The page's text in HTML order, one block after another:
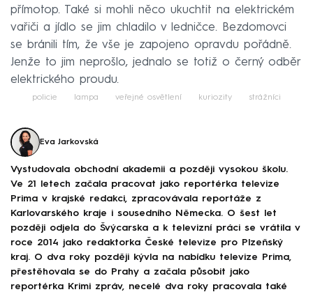
přímotop. Také si mohli něco ukuchtit na elektrickém
vařiči a jídlo se jim chladilo v ledničce. Bezdomovci
se bránili tím, že vše je zapojeno opravdu pořádně.
Jenže to jim neprošlo, jednalo se totiž o černý odběr
elektrického proudu.
policie lampa veřejné osvětlení kuriozity strážníci
Eva Jarkovská
Vystudovala obchodní akademii a později vysokou školu.
Ve 21 letech začala pracovat jako reportérka televize
Prima v krajské redakci, zpracovávala reportáže z
Karlovarského kraje i sousedního Německa. O šest let
později odjela do Švýcarska a k televizní práci se vrátila v
roce 2014 jako redaktorka České televize pro Plzeňský
kraj. O dva roky později kývla na nabídku televize Prima,
přestěhovala se do Prahy a začala působit jako
reportérka Krimi zpráv, necelé dva roky pracovala také